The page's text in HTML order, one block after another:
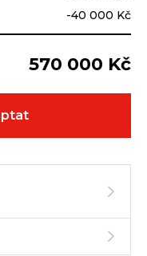
-40 000 Kč
570 000 Kč